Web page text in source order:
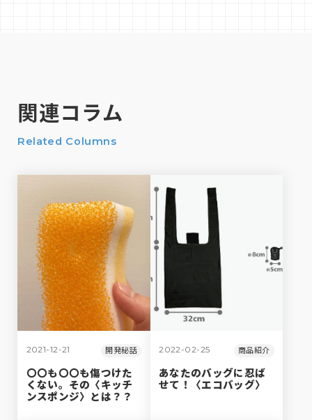
関連コラム
Related Columns
2021-12-21 開発秘話
〇〇も〇〇も傷つけた
くない。その〈キッチ
ンスポンジ〉とは？？
2022-02-25 商品紹介
あなたのバッグに忍ば
せて！〈エコバッグ〉